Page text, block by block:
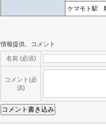
ケマモト駅
情報提供、コメント
名前 (必須)
コメント(必
須)